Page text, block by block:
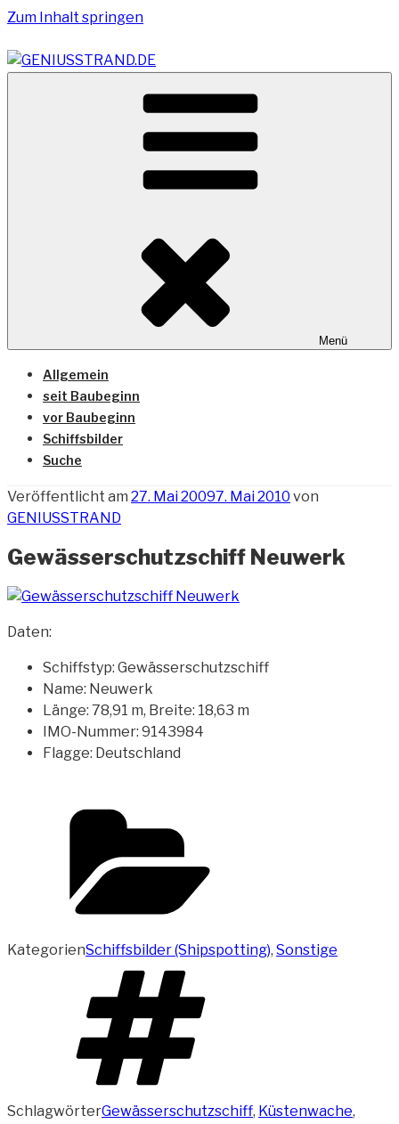
Zum Inhalt springen
GENIUSSTRAND.DE
Vom Geniusstrand zum JadeWeserPort/Container
Terminal Wilhelmshaven
Menü
Allgemein
seit Baubeginn
vor Baubeginn
Schiffsbilder
Suche
Veröffentlicht am 27. Mai 20097. Mai 2010 von
GENIUSSTRAND
Gewässerschutzschiff Neuwerk
Daten:
Schiffstyp: Gewässerschutzschiff
Name: Neuwerk
Länge: 78,91 m, Breite: 18,63 m
IMO-Nummer: 9143984
Flagge: Deutschland
KategorienSchiffsbilder (Shipspotting), Sonstige
SchlagwörterGewässerschutzschiff, Küstenwache,